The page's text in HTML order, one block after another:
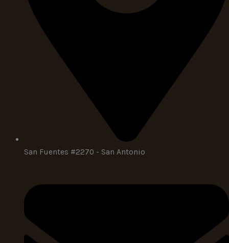
San Fuentes #2270 - San Antonio